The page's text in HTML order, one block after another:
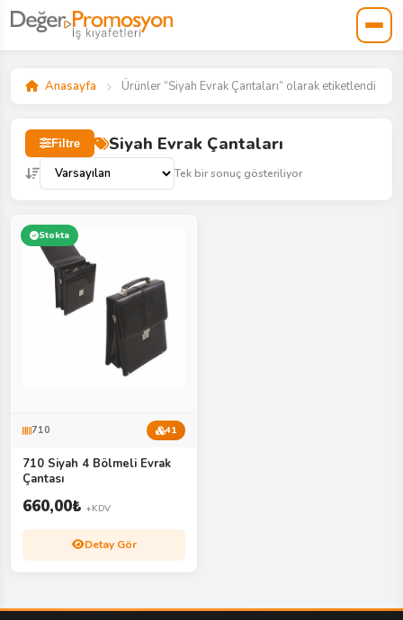
Anasayfa Ürünler “Siyah Evrak Çantaları” olarak etiketlendi
Filtre Siyah Evrak Çantaları
Tek bir sonuç gösteriliyor
Stokta
710 41
710 Siyah 4 Bölmeli Evrak
Çantası
660,00₺ +KDV
Detay Gör